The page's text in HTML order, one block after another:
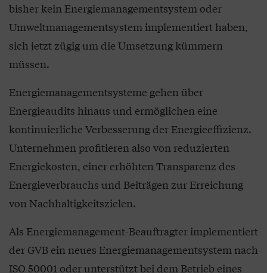
bisher kein Energiemanagementsystem oder
Umweltmanagementsystem implementiert haben,
sich jetzt zügig um die Umsetzung kümmern
müssen.
Energiemanagementsysteme gehen über
Energieaudits hinaus und ermöglichen eine
kontinuierliche Verbesserung der Energieeffizienz.
Unternehmen profitieren also von reduzierten
Energiekosten, einer erhöhten Transparenz des
Energieverbrauchs und Beiträgen zur Erreichung
von Nachhaltigkeitszielen.
Als Energiemanagement-Beauftragter implementiert
der GVB ein neues Energiemanagementsystem nach
ISO 50001 oder unterstützt bei dem Betrieb eines